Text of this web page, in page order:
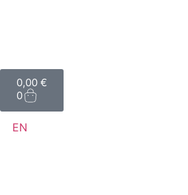
0,00 €
0
EN